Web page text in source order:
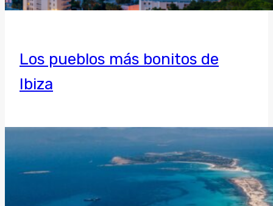
Los pueblos más bonitos de
Ibiza